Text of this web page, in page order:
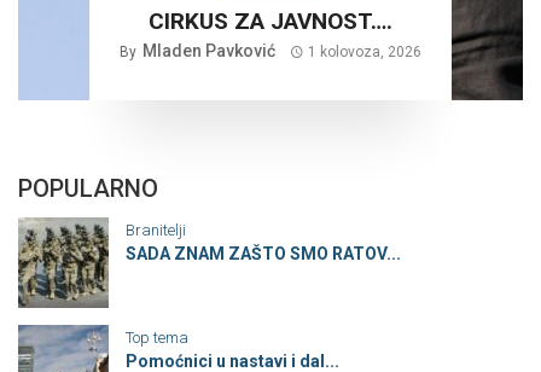
CIRKUS ZA JAVNOST….
By Mladen Pavković 1 kolovoza, 2026
POPULARNO
Branitelji
SADA ZNAM ZAŠTO SMO RATOV...
Top tema
Pomoćnici u nastavi i dal...